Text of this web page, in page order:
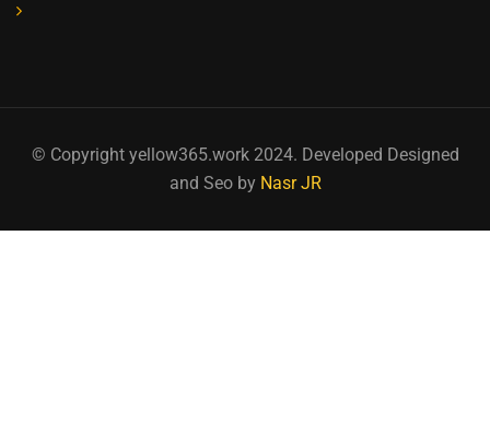
© Copyright yellow365.work 2024. Developed Designed
and Seo by Nasr JR